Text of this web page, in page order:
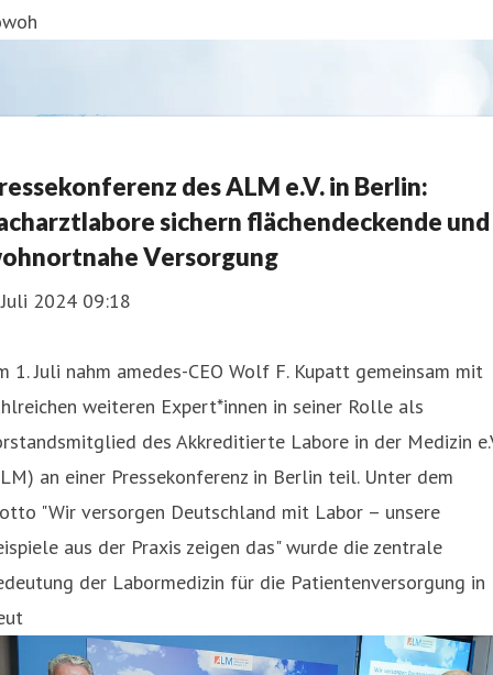
des ALM e.V. in Berlin:
sichern flächendeckende und
Versorgung
2024 09:18
1. Juli nahm amedes-CEO Wolf F. Kupatt gemeinsam mit
weiteren Expert*innen in seiner Rolle als
des Akkreditierte Labore in der Medizin
an einer Pressekonferenz in Berlin teil. Unter dem
"Wir versorgen Deutschland mit Labor – unsere
aus der Praxis zeigen das" wurde die zentrale
der Labormedizin für die Patientenversorgung in